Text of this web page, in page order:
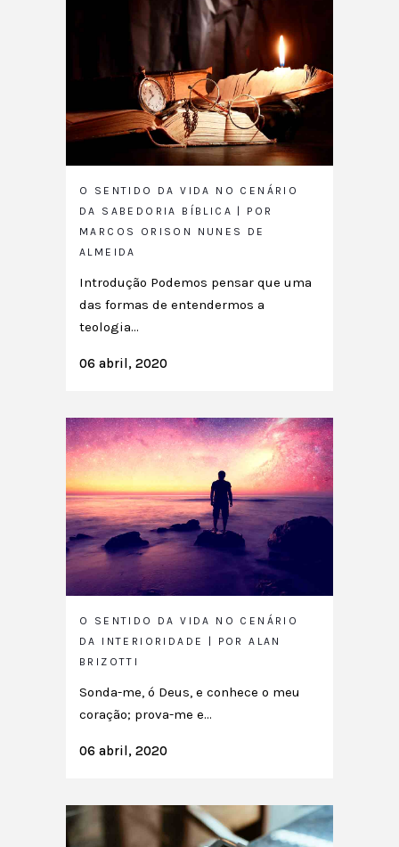
O SENTIDO DA VIDA NO CENÁRIO
DA SABEDORIA BÍBLICA | POR
MARCOS ORISON NUNES DE
ALMEIDA
Introdução Podemos pensar que uma
das formas de entendermos a
teologia...
06 abril, 2020
O SENTIDO DA VIDA NO CENÁRIO
DA INTERIORIDADE | POR ALAN
BRIZOTTI
Sonda-me, ó Deus, e conhece o meu
coração; prova-me e...
06 abril, 2020